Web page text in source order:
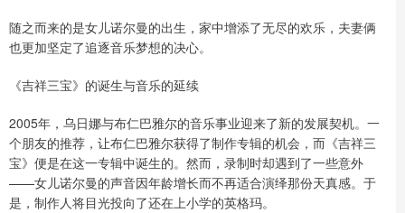
随之而来的是女儿诺尔曼的出生，家中增添了无尽的欢乐，夫妻俩
也更加坚定了追逐音乐梦想的决心。
《吉祥三宝》的诞生与音乐的延续
2005年，乌日娜与布仁巴雅尔的音乐事业迎来了新的发展契机。一
个朋友的推荐，让布仁巴雅尔获得了制作专辑的机会，而《吉祥三
宝》便是在这一专辑中诞生的。然而，录制时却遇到了一些意外
——女儿诺尔曼的声音因年龄增长而不再适合演绎那份天真感。于
是，制作人将目光投向了还在上小学的英格玛。